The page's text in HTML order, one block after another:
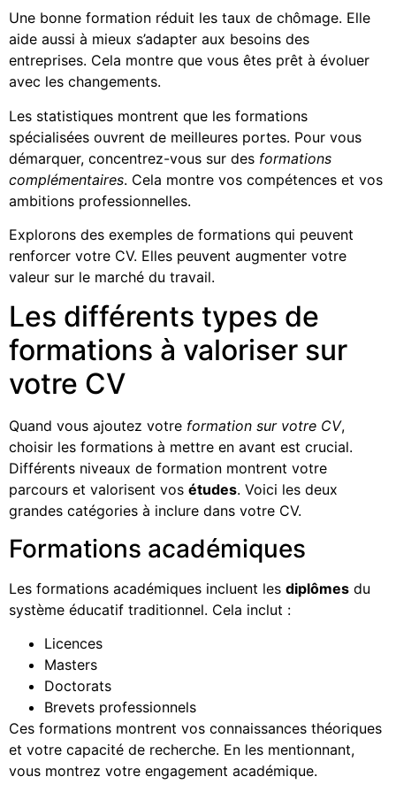
Une bonne formation réduit les taux de chômage. Elle
aide aussi à mieux s’adapter aux besoins des
entreprises. Cela montre que vous êtes prêt à évoluer
avec les changements.
Les statistiques montrent que les formations
spécialisées ouvrent de meilleures portes. Pour vous
démarquer, concentrez-vous sur des formations
complémentaires. Cela montre vos compétences et vos
ambitions professionnelles.
Explorons des exemples de formations qui peuvent
renforcer votre CV. Elles peuvent augmenter votre
valeur sur le marché du travail.
Les différents types de
formations à valoriser sur
votre CV
Quand vous ajoutez votre formation sur votre CV,
choisir les formations à mettre en avant est crucial.
Différents niveaux de formation montrent votre
parcours et valorisent vos études. Voici les deux
grandes catégories à inclure dans votre CV.
Formations académiques
Les formations académiques incluent les diplômes du
système éducatif traditionnel. Cela inclut :
Licences
Masters
Doctorats
Brevets professionnels
Ces formations montrent vos connaissances théoriques
et votre capacité de recherche. En les mentionnant,
vous montrez votre engagement académique.